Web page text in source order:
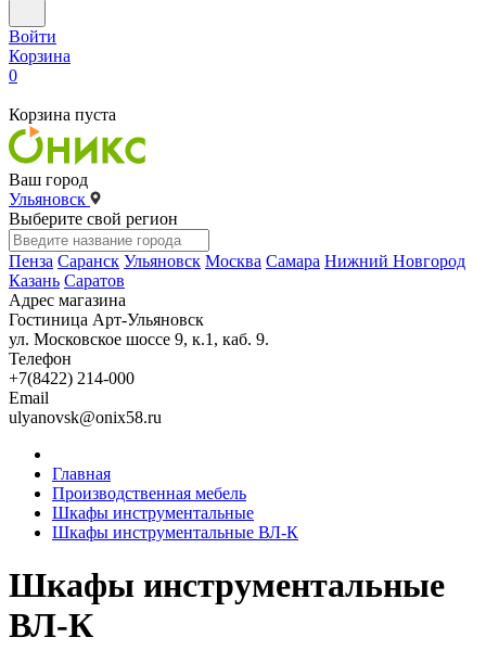
Войти
Корзина
0
Корзина пуста
Ваш город
Ульяновск
Выберите свой регион
Пенза Саранск Ульяновск Москва Самара Нижний Новгород
Казань Саратов
Адрес магазина
Гостиница Арт-Ульяновск
ул. Московское шоссе 9, к.1, каб. 9.
Телефон
+7(8422) 214-000
Email
ulyanovsk@onix58.ru
Главная
Производственная мебель
Шкафы инструментальные
Шкафы инструментальные ВЛ-К
Шкафы инструментальные
ВЛ-К